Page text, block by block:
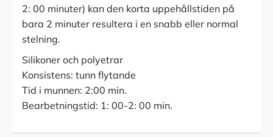
2: 00 minuter) kan den korta uppehållstiden på
bara 2 minuter resultera i en snabb eller normal
stelning.
Silikoner och polyetrar
Konsistens: tunn flytande
Tid i munnen: 2:00 min.
Bearbetningstid: 1: 00-2: 00 min.